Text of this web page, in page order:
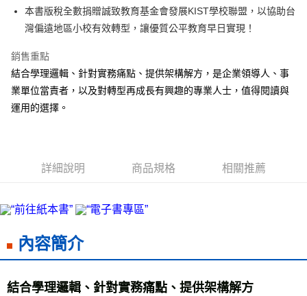
運送方式
每筆NT$70，滿NT$799(含以上)免運費
數位商品免運
免運費
雜誌海外運費
本書版稅全數捐贈誠致教育基金會發展KIST學校聯盟，以協助台
灣偏遠地區小校有效轉型，讓優質公平教育早日實現！
銷售重點
結合學理邏輯、針對實務痛點、提供架構解方，是企業領導人、事
業單位當責者，以及對轉型再成長有興趣的專業人士，值得閱讀與
運用的選擇。
詳細說明 商品規格 相關推薦
內容簡介
結合學理邏輯、針對實務痛點、提供架構解方